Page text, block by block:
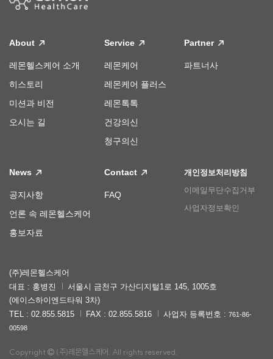
About
레몬헬스케어 소개
히스토리
미션과 비전
오시는 길
Service
레몬케어
레몬케어 플러스
레몬톡톡
건강의신
청구의신
Partner
파트너사
News
공지사항
언론 속 레몬헬스케어
홍보자료
Contact
FAQ
개인정보처리방침
이메일무단수집거부
사업자정보확인
(주)레몬헬스케어
대표 : 홍병진
서울시 금천구 가산디지털1로 145, 1005호
(에이스하이엔드타워 3차)
TEL : 02.855.5815
FAX : 02.855.5816 사업자 등록번호 : 761-86-
00598
Copyright (주)레몬헬스케어. All rights reserved.